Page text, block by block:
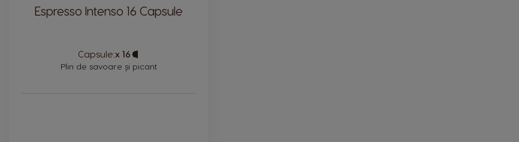
Espresso Intenso 16 Capsule
Capsule:x 16
Icon
Plin de savoare și picant